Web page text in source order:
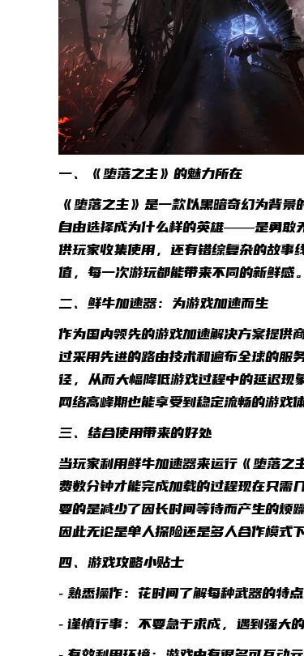
一、《堕落之主》的魅力所在
《堕落之主》是一款以黑暗奇幻为背
自由选择成为什么样的英雄——是勇敢
供玩家收集使用，还有错综复杂的故
值，每一次游玩都能带来不同的新鲜感。
二、鲜牛加速器：为游戏加速而生
作为国内领先的游戏加速解决方案提供
过采用先进的路由技术和遍布全球的服
径，从而大幅降低游戏过程中的延迟
网络高峰期也能享受到稳定流畅的游戏体
三、结合使用带来的好处
当玩家利用鲜牛加速器来运行《堕落之
费数分钟才能完成加载的过程现在只需
要的是减少了因长时间等待而产生的烦
因此无论是单人探险还是多人合作模式
四、游戏攻略小贴士
- 熟悉操作：花时间了解每种武器的特
- 谨慎行事：不要急于求成，遇到强大